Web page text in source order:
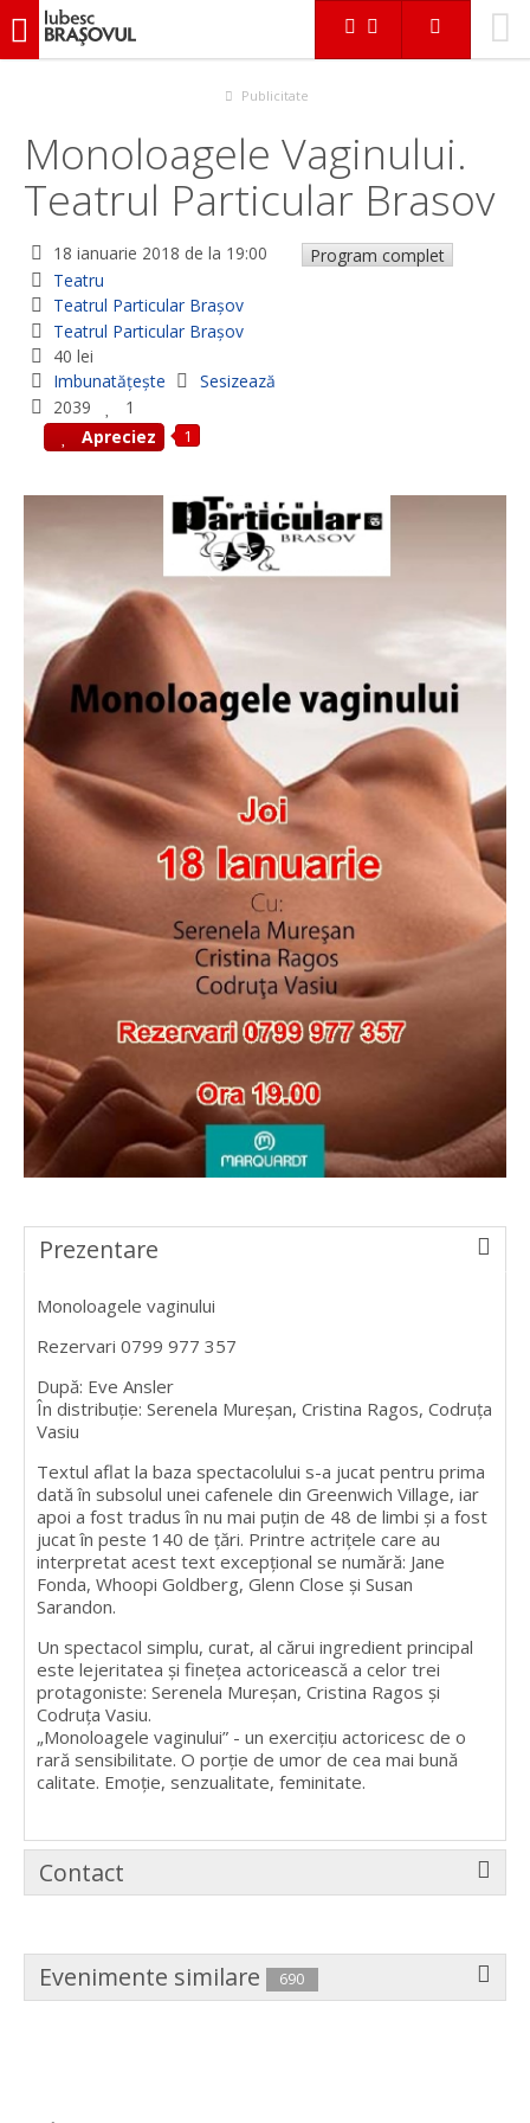
iubescbraşovul.ro
Monoloagele Vaginului. Teatrul Particular Brasov
Publicitate
Monoloagele Vaginului.
Teatrul Particular Brasov
18 ianuarie 2018 de la 19:00
Program complet
Teatru
Teatrul Particular Braşov
Teatrul Particular Braşov
40 lei
Imbunatățește
Sesizează
2039
1
Apreciez
1
Prezentare
Monoloagele vaginului
Rezervari 0799 977 357
După: Eve Ansler
În distribuţie: Serenela Mureșan, Cristina Ragos, Codruța
Vasiu
Textul aflat la baza spectacolului s-a jucat pentru prima
dată în subsolul unei cafenele din Greenwich Village, iar
apoi a fost tradus în nu mai puțin de 48 de limbi și a fost
jucat în peste 140 de țări. Printre actrițele care au
interpretat acest text excepțional se numără: Jane
Fonda, Whoopi Goldberg, Glenn Close și Susan
Sarandon.
Un spectacol simplu, curat, al cărui ingredient principal
este lejeritatea și finețea actoricească a celor trei
protagoniste: Serenela Mureșan, Cristina Ragos și
Codruța Vasiu.
„Monoloagele vaginului” - un exercițiu actoricesc de o
rară sensibilitate. O porție de umor de cea mai bună
calitate. Emoție, senzualitate, feminitate.
Contact
Evenimente similare 690